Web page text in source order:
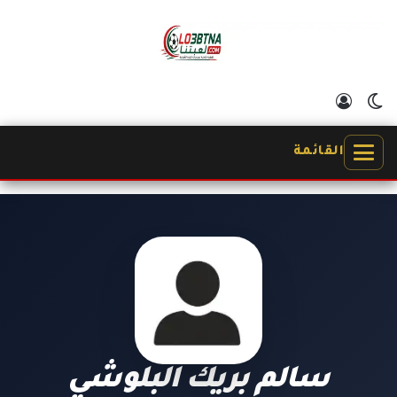
الوضع المظلم
القائمة
سالم بريك البلوشي